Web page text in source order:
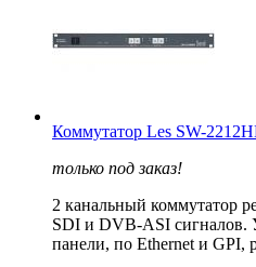
Коммутатор Les SW-
только под заказ!
2 канальный коммутатор
SDI и DVB-ASI сигналов.
панели, по Ethernet и GPI,